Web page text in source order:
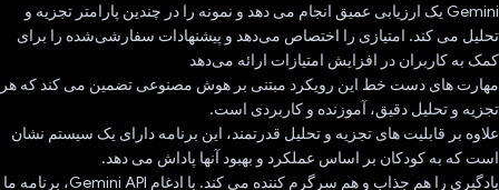
Gemini یک ارزیابی عمیق انجام می دهد و نمونه را در چندین پارامتر تجزیه و
تحلیل می کند. امتیازی را اختصاص می‌دهد و پیشنهادات سفارشی‌شده را برای
کمک به کاربران در افزایش امتیازات ارائه می‌دهد
مهارت های دست خط این رویکرد مبتنی بر هوش مصنوعی تضمین می کند که هر
تجزیه و تحلیل دقیق، آموزنده و کاربردی است.
علاوه بر قابلیت های تجزیه و تحلیل قدرتمند، این برنامه دارای یک سیستم نشان
است که به کودکان بر اساس عملکرد و بهبود آنها پاداش می دهد.
یادگیری را هم جذاب و هم سرگرم کننده می کند. با ادغام Gemini API، برنامه ما